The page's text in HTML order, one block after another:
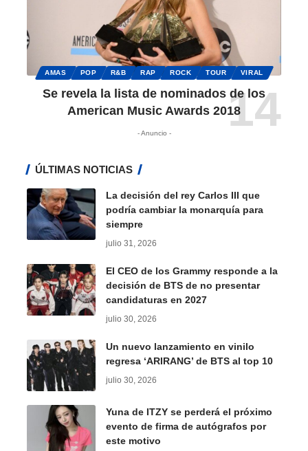
AMAS POP R&B RAP ROCK TOUR VIRAL
Se revela la lista de nominados de los
American Music Awards 2018
- Anuncio -
ÚLTIMAS NOTICIAS
La decisión del rey Carlos III que
podría cambiar la monarquía para
siempre
julio 31, 2026
El CEO de los Grammy responde a la
decisión de BTS de no presentar
candidaturas en 2027
julio 30, 2026
Un nuevo lanzamiento en vinilo
regresa ‘ARIRANG’ de BTS al top 10
julio 30, 2026
Yuna de ITZY se perderá el próximo
evento de firma de autógrafos por
este motivo